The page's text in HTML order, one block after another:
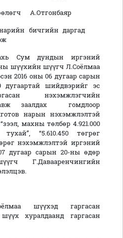
А.Отгонбаяр
бичгийн даргад
Сум дундын иргэний
шүүхийн шүүгч Л.Соёлмаа
2016 оны 06 дугаар сарын
шийдвэрийг эс
нэхэмжлэгчийн
заалдах гомдлоор
нарын нэхэмжлэлтэй
махны төлбөр 4.921.000
“5.610.450 төгрөг
нэхэмжлэлтэй иргэний
дугаар сарын 20-ны өдөр
Г.Давааренчингийн
шүүхэд гаргасан
хуралдаанд гаргасан